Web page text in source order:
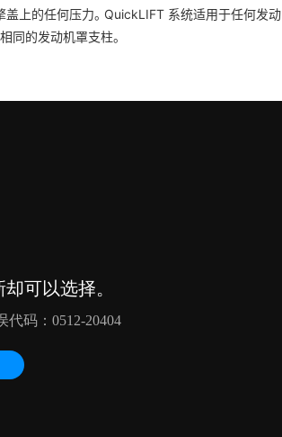
上的任何压力。 QuickLIFT 系统适用于任何发动
同的发动机罩支柱。